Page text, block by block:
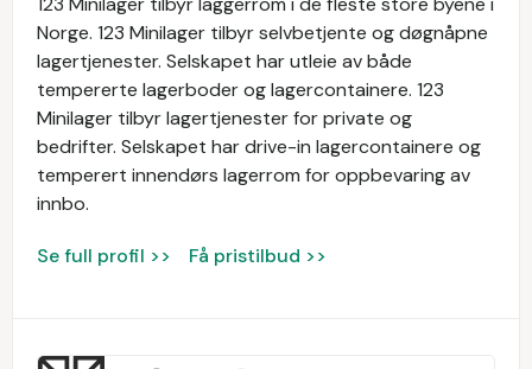
Norge. 123 Minilager tilbyr selvbetjente og døgnåpne
lagertjenester. Selskapet har utleie av både
tempererte lagerboder og lagercontainere. 123
Minilager tilbyr lagertjenester for private og
bedrifter. Selskapet har drive-in lagercontainere og
temperert innendørs lagerrom for oppbevaring av
innbo.
Se full profil >> Få pristilbud >>